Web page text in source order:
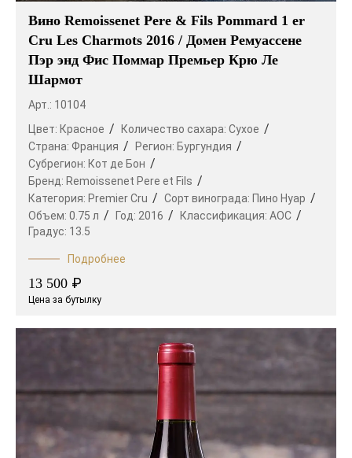
Вино Remoissenet Pere & Fils Pommard 1 er
Cru Les Charmots 2016 / Домен Ремуассене
Пэр энд Фис Поммар Премьер Крю Ле
Шармот
Арт.: 10104
Цвет: Красное Количество сахара: Сухое
Страна: Франция Регион: Бургундия
Субрегион: Кот де Бон
Бренд: Remoissenet Pere et Fils
Категория: Premier Cru Сорт винограда: Пино Нуар
Объем: 0.75 л Год: 2016 Классификация: AOC
Градус: 13.5
Подробнее
13 500 ₽
Цена за бутылку